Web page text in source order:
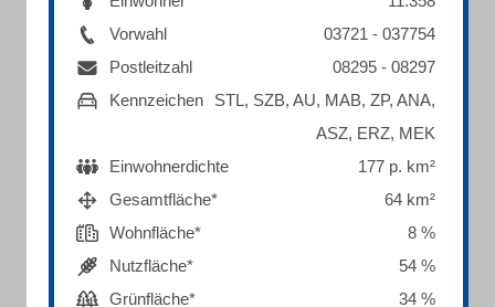
Vorwahl
03721 - 037754
Postleitzahl
08295 - 08297
Kennzeichen
STL, SZB, AU, MAB, ZP, ANA,
ASZ, ERZ, MEK
Einwohnerdichte
177 p. km²
Gesamtfläche*
64 km²
Wohnfläche*
8 %
Nutzfläche*
54 %
Grünfläche*
34 %